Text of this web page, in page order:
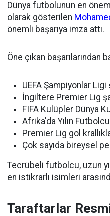
Dünya futbolunun en
olarak gösterilen
önemli başarıya imza attı.
Öne çıkan başarılarından
UEFA Şampiyonlar
İngiltere Premier Lig
FIFA Kulüpler Dünya
Afrika'da Yılın
Premier Lig gol
Çok sayıda bireysel
Tecrübeli futbolcu, uzun
en istikrarlı isimleri
Taraftarlar